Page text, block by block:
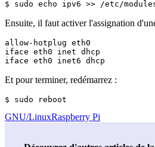
Ensuite, il faut activer l'assignation
allow-hotplug eth0
iface eth0 inet dhcp
Et pour terminer, redémarrez :
$ sudo reboot
GNU/LinuxRaspberry Pi